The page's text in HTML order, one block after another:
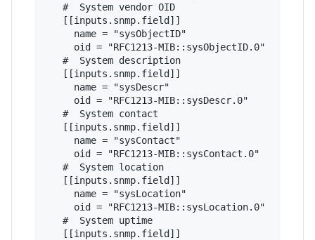
   #  System vendor OID
   [[inputs.snmp.field]]
     name = "sysObjectID"
     oid = "RFC1213-MIB::sysObjectID.0"
   #  System description
   [[inputs.snmp.field]]
     name = "sysDescr"
     oid = "RFC1213-MIB::sysDescr.0"
   #  System contact
   [[inputs.snmp.field]]
     name = "sysContact"
     oid = "RFC1213-MIB::sysContact.0"
   #  System location
   [[inputs.snmp.field]]
     name = "sysLocation"
     oid = "RFC1213-MIB::sysLocation.0"
   #  System uptime
   [[inputs.snmp.field]]